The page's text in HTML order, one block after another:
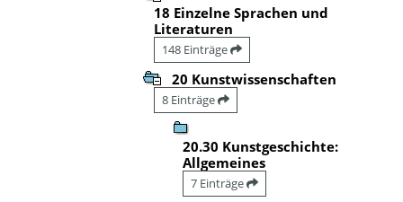
18 Einzelne Sprachen und
Literaturen
148 Einträge
20 Kunstwissenschaften
8 Einträge
20.30 Kunstgeschichte:
Allgemeines
7 Einträge